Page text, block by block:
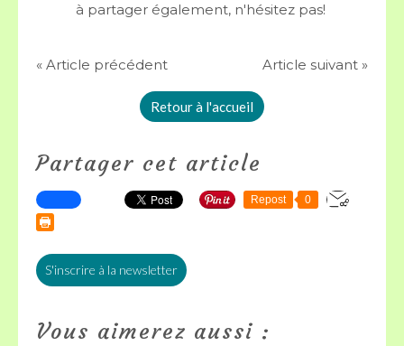
à partager également, n'hésitez pas!
« Article précédent Article suivant »
Retour à l'accueil
Partager cet article
Repost 0
S'inscrire à la newsletter
Vous aimerez aussi :